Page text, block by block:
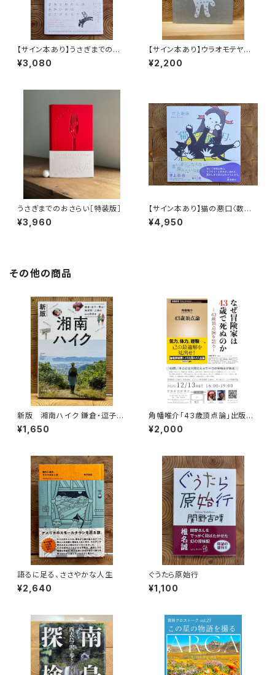
【サイン本あり】うさぎまでのお
さらい［通常版］
¥3,080
【サイン本あり】ウラオモテヤマ
ネコ
¥2,200
うさぎまでのおさらい［特装版］
¥3,960
【サイン本あり】猫の悪口〈数量
限定・オリジナルトート付き〉
¥4,950
その他の商品
新版 湘南ハイク 鎌倉・逗子・
葉山・横須賀・三浦の山と海歩き
¥1,650
角幡唯介「43歳頂点論」出版記
念トークイベント録画視聴権
¥2,000
語るに足る、ささやかな人生
¥2,640
ぐうたら原始行
¥1,100